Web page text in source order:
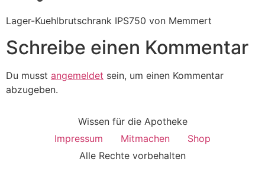
Lager-Kuehlbrutschrank IPS750 von Memmert
Schreibe einen Kommentar
Du musst angemeldet sein, um einen Kommentar
abzugeben.
Wissen für die Apotheke
Impressum
Mitmachen
Shop
Alle Rechte vorbehalten